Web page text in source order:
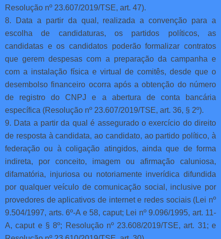
Resolução nº 23.607/2019/TSE, art. 47).
8. Data a partir da qual, realizada a convenção para a
escolha de candidaturas, os partidos políticos, as
candidatas e os candidatos poderão formalizar contratos
que gerem despesas com a preparação da campanha e
com a instalação física e virtual de comitês, desde que o
desembolso financeiro ocorra após a obtenção do número
de registro do CNPJ e a abertura de conta bancária
específica (Resolução nº 23.607/2019/TSE, art. 36, § 2º).
9. Data a partir da qual é assegurado o exercício do direito
de resposta à candidata, ao candidato, ao partido político, à
federação ou à coligação atingidos, ainda que de forma
indireta, por conceito, imagem ou afirmação caluniosa,
difamatória, injuriosa ou notoriamente inverídica difundida
por qualquer veículo de comunicação social, inclusive por
provedores de aplicativos de internet e redes sociais (Lei nº
9.504/1997, arts. 6º-A e 58, caput; Lei nº 9.096/1995, art. 11-
A, caput e § 8º; Resolução nº 23.608/2019/TSE, art. 31; e